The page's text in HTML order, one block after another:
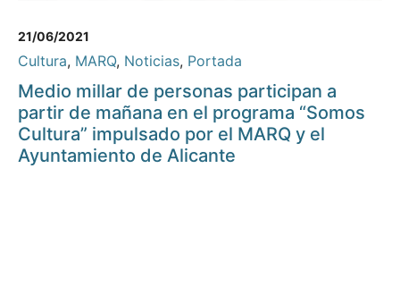
21/06/2021
Cultura, MARQ, Noticias, Portada
Medio millar de personas participan a
partir de mañana en el programa “Somos
Cultura” impulsado por el MARQ y el
Ayuntamiento de Alicante